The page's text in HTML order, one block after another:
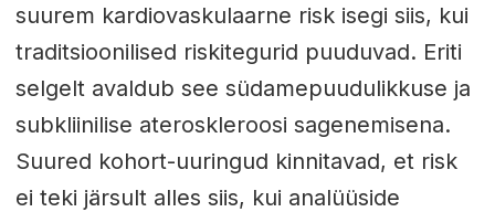
suurem kardiovaskulaarne risk isegi siis, kui
traditsioonilised riskitegurid puuduvad. Eriti
selgelt avaldub see südamepuudulikkuse ja
subkliinilise ateroskleroosi sagenemisena.
Suured kohort-uuringud kinnitavad, et risk
ei teki järsult alles siis, kui analüüside